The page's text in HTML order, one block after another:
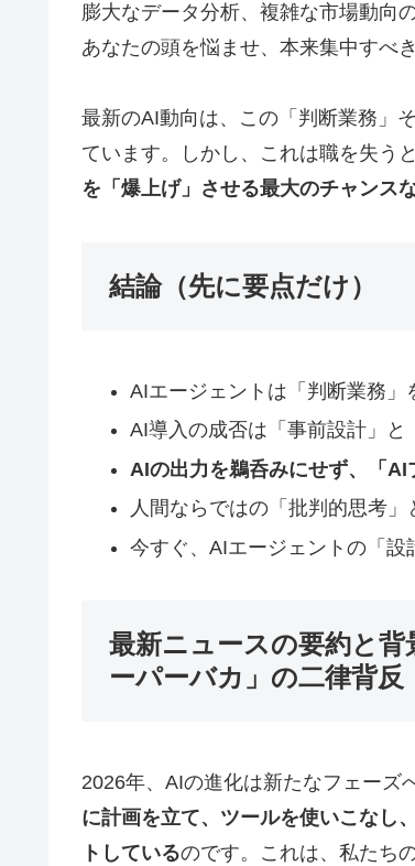
膨大なデータ分析、複雑な市場動向
あなたの頭を悩ませ、本来集中すべ
最新のAI動向は、この「判断業務」
ています。しかし、これは職を失う
を「爆上げ」させる最大のチャンス
結論（先に要点だけ）
AIエージェントは「判断業務」
AI導入の成否は「事前設計」と
AIの出力を鵜呑みにせず、「AI
人間ならではの「批判的思考」
今すぐ、AIエージェントの「設
最新ニュースの要約と
ーパーバカ」の二律背反
2026年、AIの進化は新たなフェーズ
に計画を立て、ツールを使いこなし
トしているのです。これは、私たち